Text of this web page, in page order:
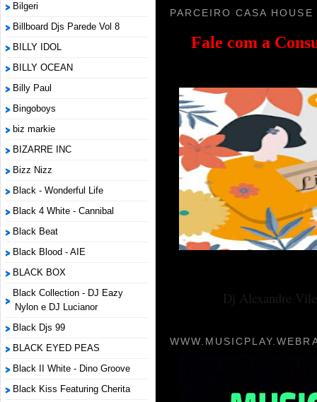
Bilgeri
Billboard Djs Parede Vol 8
BILLY IDOL
BILLY OCEAN
Billy Paul
Bingoboys
biz markie
BIZARRE INC
Bizz Nizz
Black - Wonderful Life
Black 4 White - Cannibal
Black Beat
Black Blood - AIE
BLACK BOX
Black Collection - DJ Eazy
Nylon e DJ Lucianor
Black Djs 99
BLACK EYED PEAS
Black II White - Dino Groove
Black Kiss Featuring Cherita
PARCEIRO CASA HOUSE
Fale com a
Dj Alexandre